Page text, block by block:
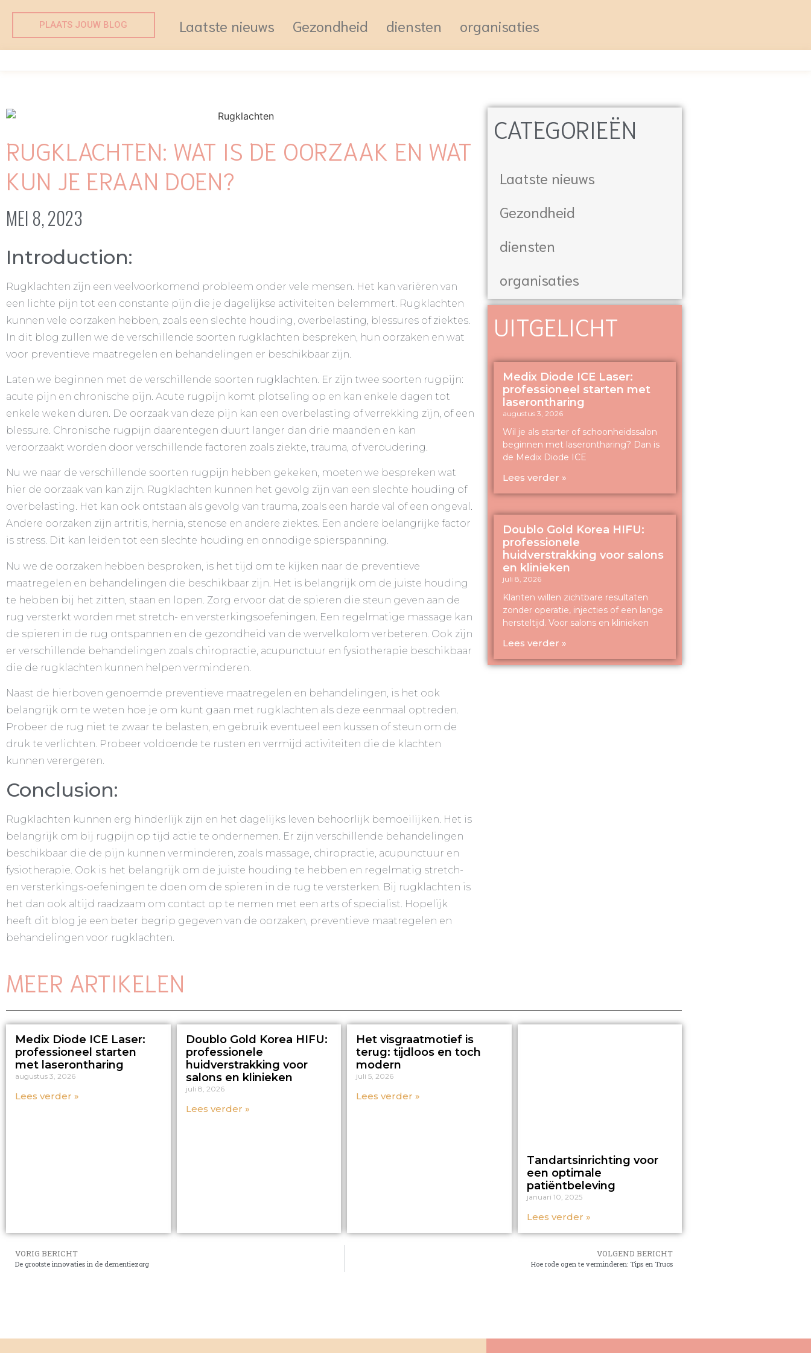
PLAATS JOUW BLOG Laatste nieuws Gezondheid diensten organisaties
RUGKLACHTEN: WAT IS DE OORZAAK EN WAT
KUN JE ERAAN DOEN?
MEI 8, 2023
Introduction:
Rugklachten zijn een veelvoorkomend probleem onder vele mensen. Het kan variëren van
een lichte pijn tot een constante pijn die je dagelijkse activiteiten belemmert. Rugklachten
kunnen vele oorzaken hebben, zoals een slechte houding, overbelasting, blessures of ziektes.
In dit blog zullen we de verschillende soorten rugklachten bespreken, hun oorzaken en wat
voor preventieve maatregelen en behandelingen er beschikbaar zijn.
Laten we beginnen met de verschillende soorten rugklachten. Er zijn twee soorten rugpijn:
acute pijn en chronische pijn. Acute rugpijn komt plotseling op en kan enkele dagen tot
enkele weken duren. De oorzaak van deze pijn kan een overbelasting of verrekking zijn, of een
blessure. Chronische rugpijn daarentegen duurt langer dan drie maanden en kan
veroorzaakt worden door verschillende factoren zoals ziekte, trauma, of veroudering.
Nu we naar de verschillende soorten rugpijn hebben gekeken, moeten we bespreken wat
hier de oorzaak van kan zijn. Rugklachten kunnen het gevolg zijn van een slechte houding of
overbelasting. Het kan ook ontstaan als gevolg van trauma, zoals een harde val of een ongeval.
Andere oorzaken zijn artritis, hernia, stenose en andere ziektes. Een andere belangrijke factor
is stress. Dit kan leiden tot een slechte houding en onnodige spierspanning.
Nu we de oorzaken hebben besproken, is het tijd om te kijken naar de preventieve
maatregelen en behandelingen die beschikbaar zijn. Het is belangrijk om de juiste houding
te hebben bij het zitten, staan en lopen. Zorg ervoor dat de spieren die steun geven aan de
rug versterkt worden met stretch- en versterkingsoefeningen. Een regelmatige massage kan
de spieren in de rug ontspannen en de gezondheid van de wervelkolom verbeteren. Ook zijn
er verschillende behandelingen zoals chiropractie, acupunctuur en fysiotherapie beschikbaar
die de rugklachten kunnen helpen verminderen.
Naast de hierboven genoemde preventieve maatregelen en behandelingen, is het ook
belangrijk om te weten hoe je om kunt gaan met rugklachten als deze eenmaal optreden.
Probeer de rug niet te zwaar te belasten, en gebruik eventueel een kussen of steun om de
druk te verlichten. Probeer voldoende te rusten en vermijd activiteiten die de klachten
kunnen verergeren.
Conclusion:
Rugklachten kunnen erg hinderlijk zijn en het dagelijks leven behoorlijk bemoeilijken. Het is
belangrijk om bij rugpijn op tijd actie te ondernemen. Er zijn verschillende behandelingen
beschikbaar die de pijn kunnen verminderen, zoals massage, chiropractie, acupunctuur en
fysiotherapie. Ook is het belangrijk om de juiste houding te hebben en regelmatig stretch-
en versterkings-oefeningen te doen om de spieren in de rug te versterken. Bij rugklachten is
het dan ook altijd raadzaam om contact op te nemen met een arts of specialist. Hopelijk
heeft dit blog je een beter begrip gegeven van de oorzaken, preventieve maatregelen en
behandelingen voor rugklachten.
CATEGORIEËN
Laatste nieuws
Gezondheid
diensten
organisaties
UITGELICHT
Medix Diode ICE Laser:
professioneel starten met
laserontharing
augustus 3, 2026
Wil je als starter of schoonheidssalon
beginnen met laserontharing? Dan is
de Medix Diode ICE
Lees verder »
Doublo Gold Korea HIFU:
professionele
huidverstrakking voor salons
en klinieken
juli 8, 2026
Klanten willen zichtbare resultaten
zonder operatie, injecties of een lange
hersteltijd. Voor salons en klinieken
Lees verder »
MEER ARTIKELEN
Medix Diode ICE Laser:
professioneel starten
met laserontharing
augustus 3, 2026
Lees verder »
Doublo Gold Korea HIFU:
professionele
huidverstrakking voor
salons en klinieken
juli 8, 2026
Lees verder »
Het visgraatmotief is
terug: tijdloos en toch
modern
juli 5, 2026
Lees verder »
Tandartsinrichting voor
een optimale
patiëntbeleving
januari 10, 2025
Lees verder »
VORIG BERICHT
De grootste innovaties in de dementiezorg
VOLGEND BERICHT
Hoe rode ogen te verminderen: Tips en Trucs